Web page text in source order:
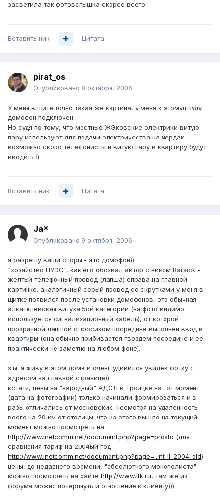
засветила так фотовспышка скорее всего .
Вставить ник Цитата
pirat_os
Опубликовано 8 октября, 2006
У меня в щите точно такая же картина, у меня к этомуц чуду
домофон подключен.
Но судя по тому, что местные ЖЭковские электрики витую
пару используют для подачи электричества на чердак,
возможно скоро телефонисты и витую пару в квартиру будут
вводить :).
Вставить ник Цитата
Ja®
Опубликовано 9 октября, 2006
я разрешу ваши споры - это домофон))
"хозяйство ПУЭС", как его обозвал автор с ником Barsick -
желтый телефонный провод (лапша) справа на главной
картинке. аналогичный серый провод со скрутками у меня в
щитке появился после установки домофонов, это обычная
алкателевская витуха 5ой категории (на фото видимо
используется сигнализационный кабель), от которой
прозрачной лапшой с тросиком посредине выполнен ввод в
квартиры (она обычно прибивается гвоздем посредине и ее
практически не заметно на любом фоне).
з.ы. я живу в этом доме и очень удивился увидев фотку с
адресом на главной странице))
кстати, цены на "народный" АДСЛ в Троицке на тот момент
(дата на фотографии) только начинали формироваться и в
разы отличались от московских, несмотря на удаленность
всего на 20 км от столицы. что из этого вышло на текущий
момент можно посмотреть на
http://www.inetcomm.net/document.php?page=prosto (для
сравнения тариф на 2004ый год
http://www.inetcomm.net/document.php?page=...nt_ll_2004_old).
цены, до недавнего времени, "абсолютного монополиста"
можно посмотреть на сайте http://www.ttk.ru, там же из
форума можно почерпнуть и отношение к клиенту))).